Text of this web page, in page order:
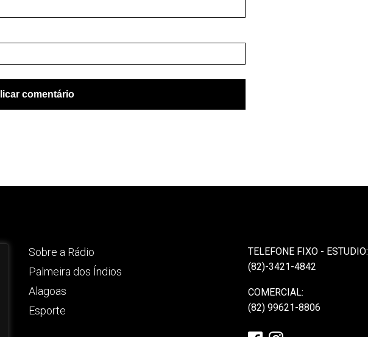
Sobre a Rádio
Palmeira dos Índios
Alagoas
Esporte
TELEFONE FIXO - ESTUDIO:
(82)-3421-4842
COMERCIAL:
(82) 99621-8806